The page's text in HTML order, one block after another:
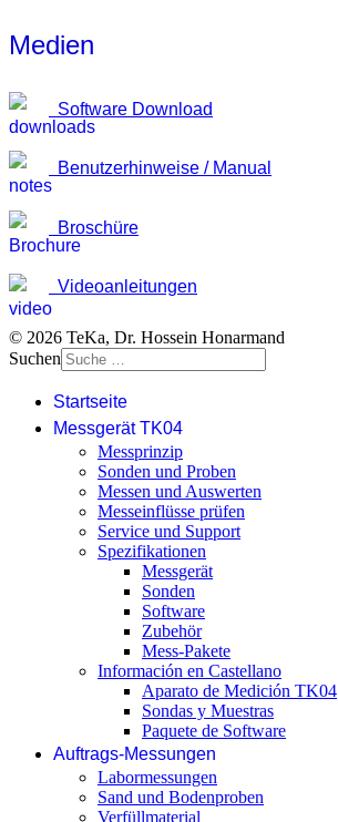
Medien
Software Download
Benutzerhinweise / Manual
Broschüre
Videoanleitungen
© 2026 TeKa, Dr. Hossein Honarmand
Suchen
Startseite
Messgerät TK04
Messprinzip
Sonden und Proben
Messen und Auswerten
Messeinflüsse prüfen
Service und Support
Spezifikationen
Messgerät
Sonden
Software
Zubehör
Mess-Pakete
Información en Castellano
Aparato de Medición TK04
Sondas y Muestras
Paquete de Software
Auftrags-Messungen
Labormessungen
Sand und Bodenproben
Verfüllmaterial